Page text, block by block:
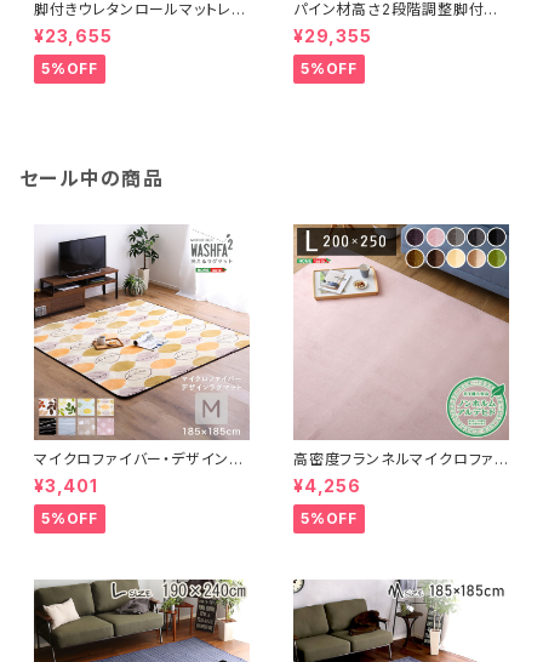
脚付きウレタンロールマットレス
【TERRDAM-テルダ-】 ダブル
サイズ URM-03D
¥23,655
5%OFF
パイン材高さ2段階調整脚付き
すのこベッド ポケットコイルマッ
トレスセット(ダブル) ASP-SR
M-D
¥29,355
5%OFF
セール中の商品
マイクロファイバー・デザインラ
グマットMサイズ（185×185cm）
洗えるラグマット 【WASHFA2】
FRG-D2-M
¥3,401
5%OFF
高密度フランネルマイクロファイ
バー・ラグマットLサイズ（200×2
50cm）洗えるラグマット｜ナル
トレア
¥4,256
5%OFF